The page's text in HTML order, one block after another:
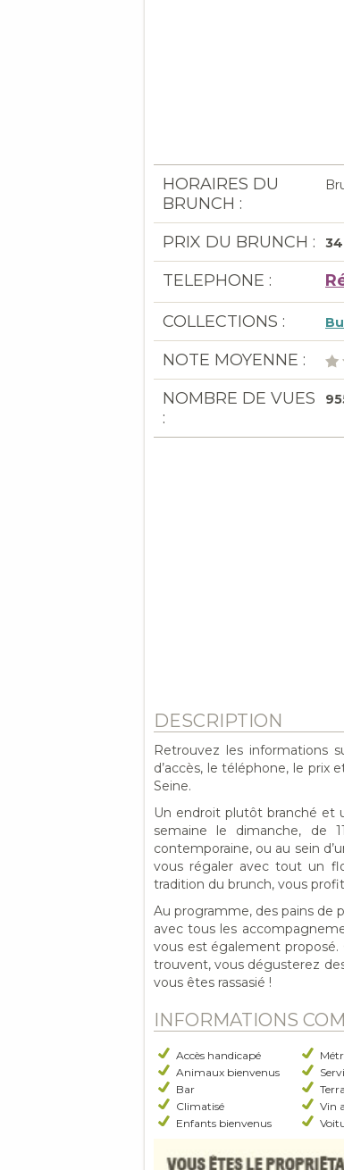
HORAIRES DU
BRUNCH :
PRIX DU BRUNCH :
TELEPHONE :
COLLECTIONS :
NOTE MOYENNE :
NOMBRE DE VUES
:
DESCRIPTION
Retrouvez les informations
d’accès, le téléphone, le prix
Seine.
Un endroit plutôt branché et
semaine le dimanche, de
contemporaine, ou au sein
vous régaler avec tout un
tradition du brunch, vous
Au programme, des pains de
avec tous les
vous est également proposé.
trouvent, vous dégusterez
vous êtes rassasié !
INFORMATIONS
Accès handicapé
Animaux bienvenus
Bar
Climatisé
Enfants bienvenus
Vin